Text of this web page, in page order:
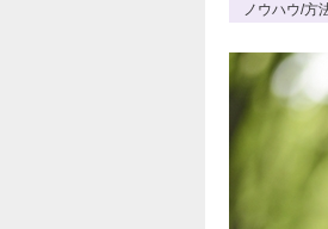
ノウハウ/方